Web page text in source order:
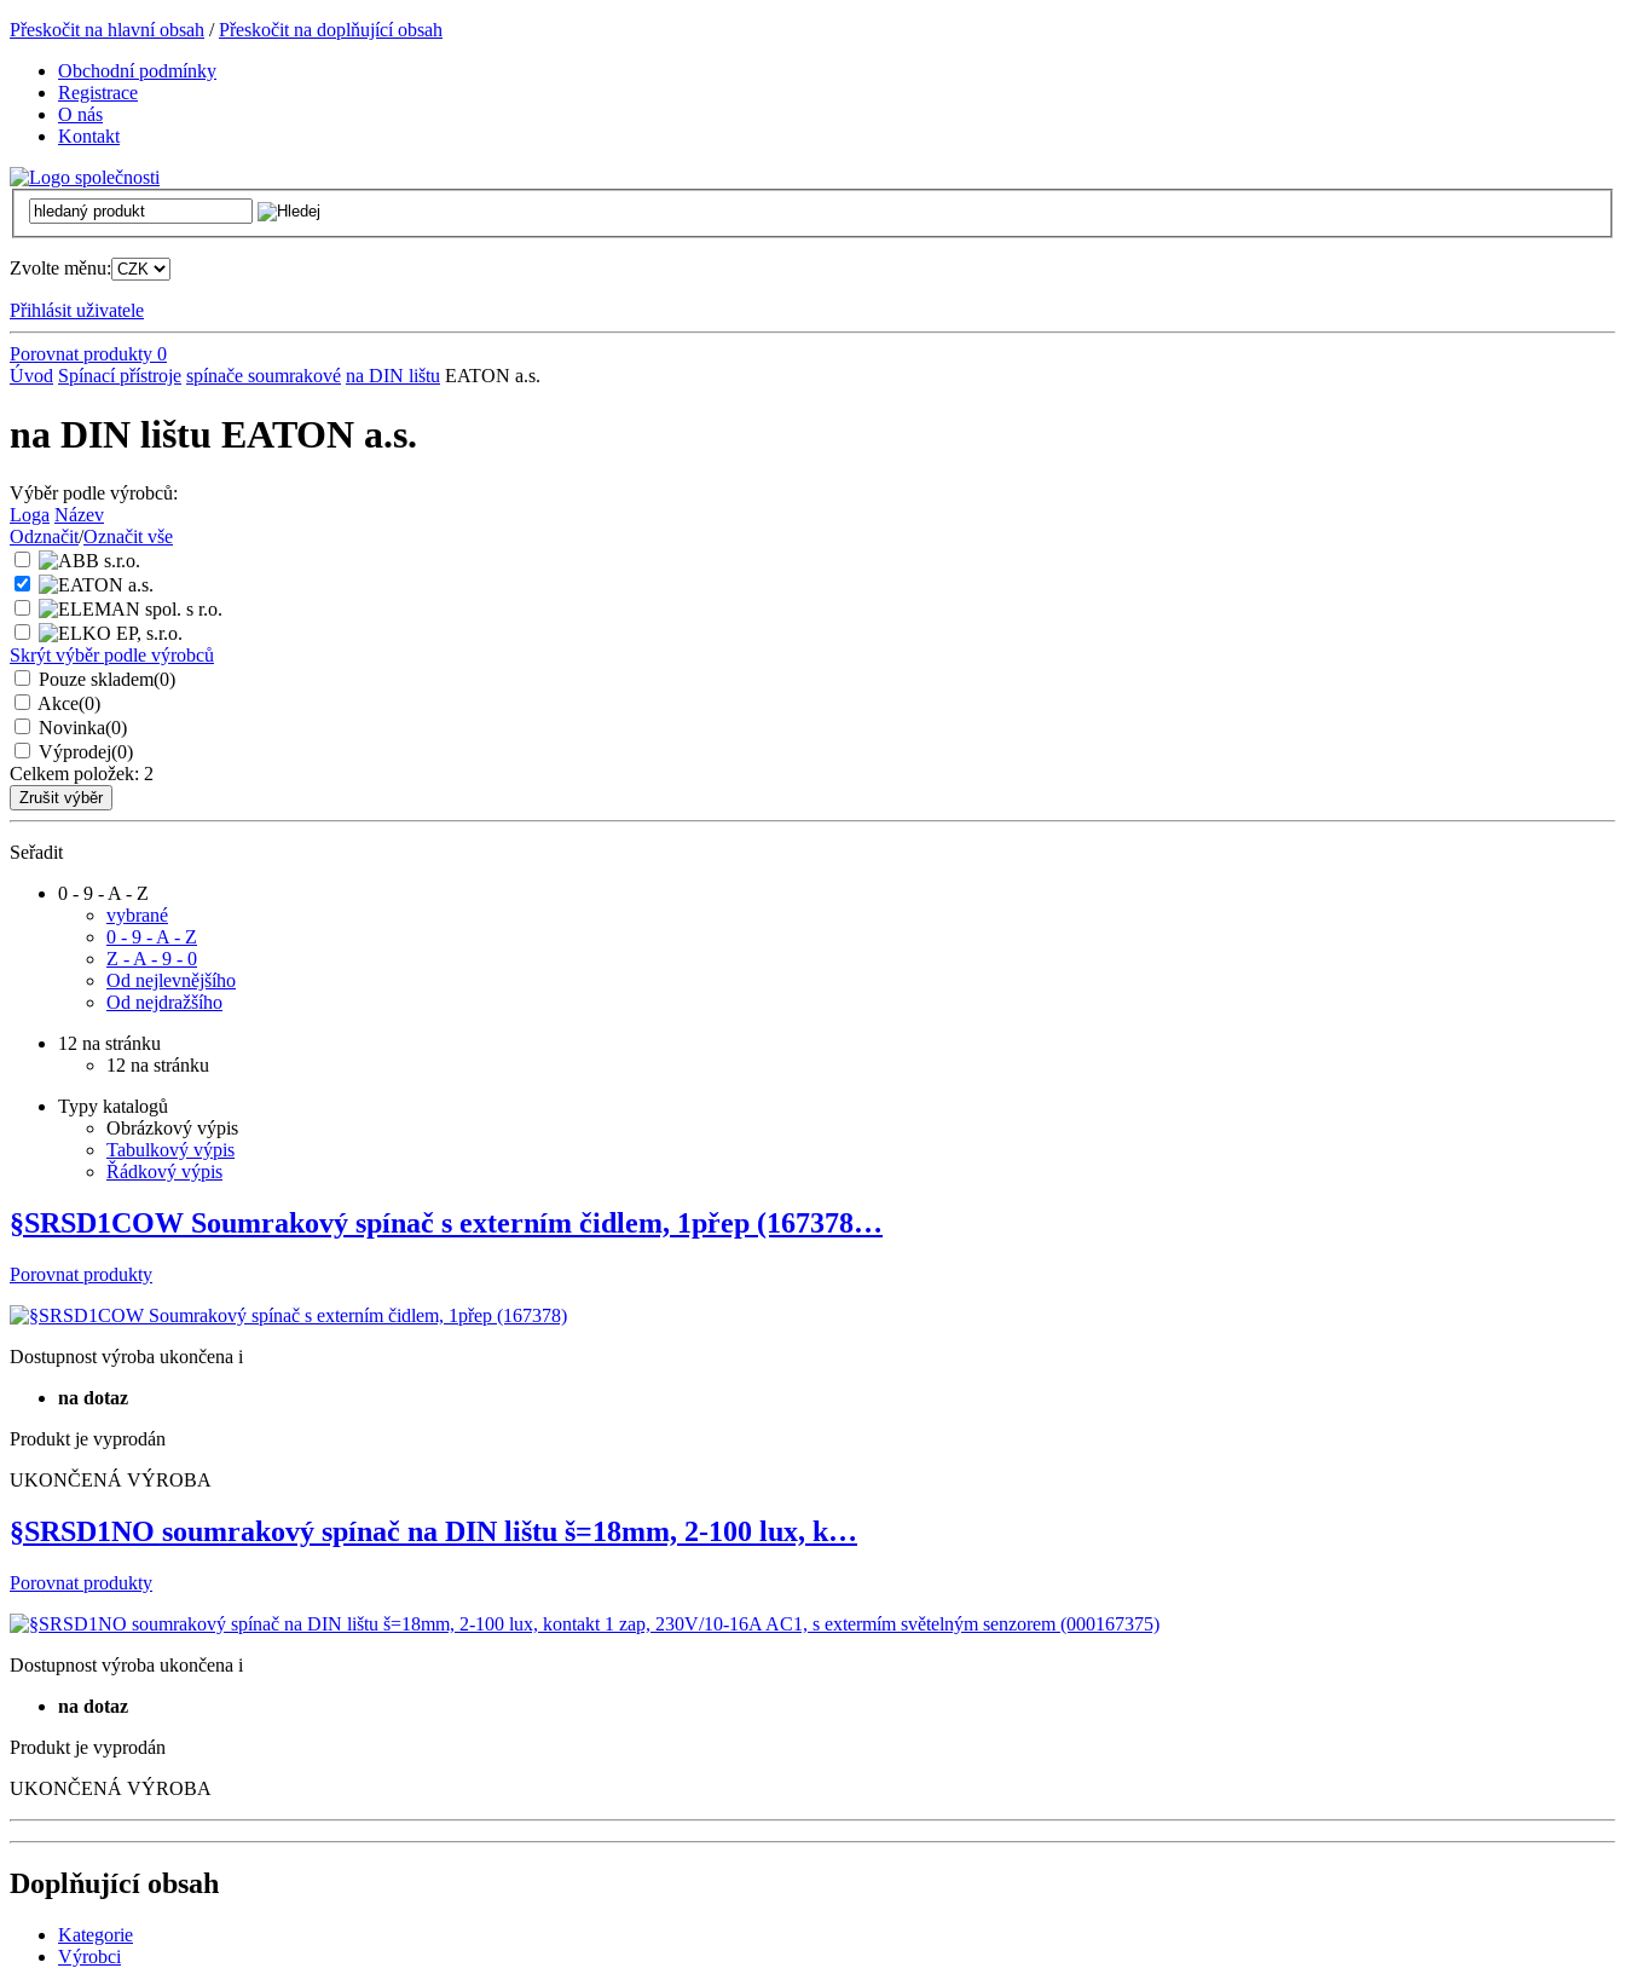
Přeskočit na hlavní obsah /Přeskočit na doplňující obsah
Obchodní podmínky
Registrace
O nás
Kontakt
Zvolte měnu:
Přihlásit uživatele
Porovnat produkty 0
Úvod Spínací přístroje spínače soumrakové na DIN lištu EATON a.s.
na DIN lištu EATON a.s.
Výběr podle výrobců:
Loga Název
Odznačit/Označit vše
Skrýt výběr podle výrobců
Pouze skladem(0)
Akce(0)
Novinka(0)
Výprodej(0)
Celkem položek: 2
Seřadit
0 - 9 - A - Z
vybrané
0 - 9 - A - Z
Z - A - 9 - 0
Od nejlevnějšího
Od nejdražšího
12 na stránku
12 na stránku
Typy katalogů
Obrázkový výpis
Tabulkový výpis
Řádkový výpis
§SRSD1COW Soumrakový spínač s externím čidlem, 1přep (167378…
Porovnat produkty
Dostupnost výroba ukončena i
na dotaz
Produkt je vyprodán
UKONČENÁ VÝROBA
§SRSD1NO soumrakový spínač na DIN lištu š=18mm, 2-100 lux, k…
Porovnat produkty
Dostupnost výroba ukončena i
na dotaz
Produkt je vyprodán
UKONČENÁ VÝROBA
Doplňující obsah
Kategorie
Výrobci